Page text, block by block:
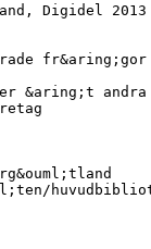
Digidel 2013
fr&aring;gor
&aring;t andra